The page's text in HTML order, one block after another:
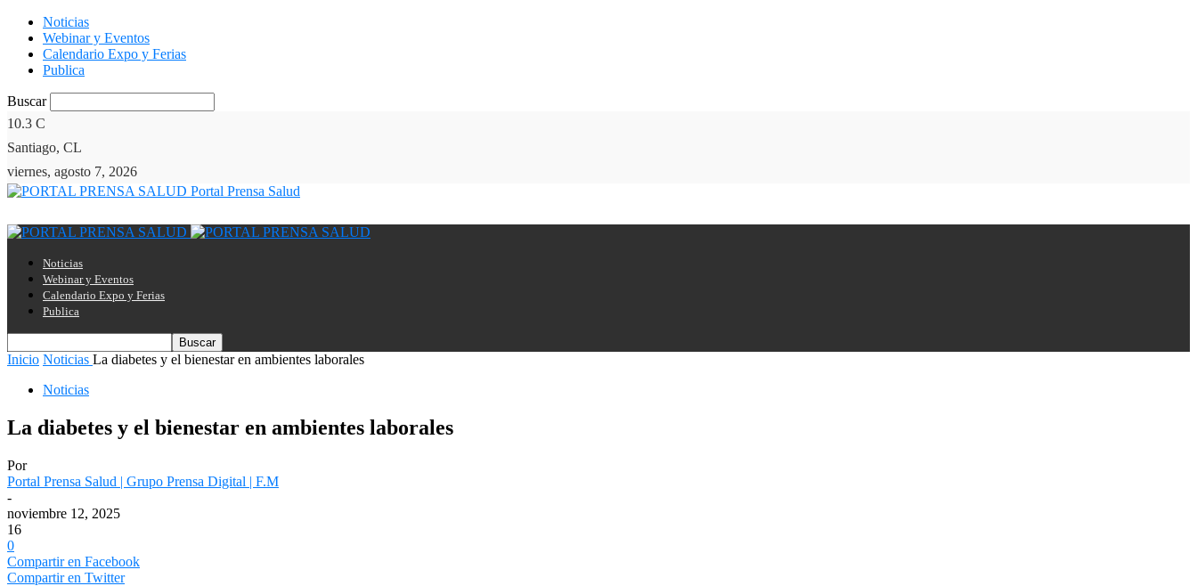
Noticias
Webinar y Eventos
Calendario Expo y Ferias
Publica
Buscar
10.3 C
Santiago, CL
viernes, agosto 7, 2026
Portal Prensa Salud
Noticias
Webinar y Eventos
Calendario Expo y Ferias
Publica
Inicio Noticias La diabetes y el bienestar en ambientes laborales
Noticias
La diabetes y el bienestar en ambientes laborales
Por
Portal Prensa Salud | Grupo Prensa Digital | F.M
-
noviembre 12, 2025
16
0
Compartir en Facebook
Compartir en Twitter